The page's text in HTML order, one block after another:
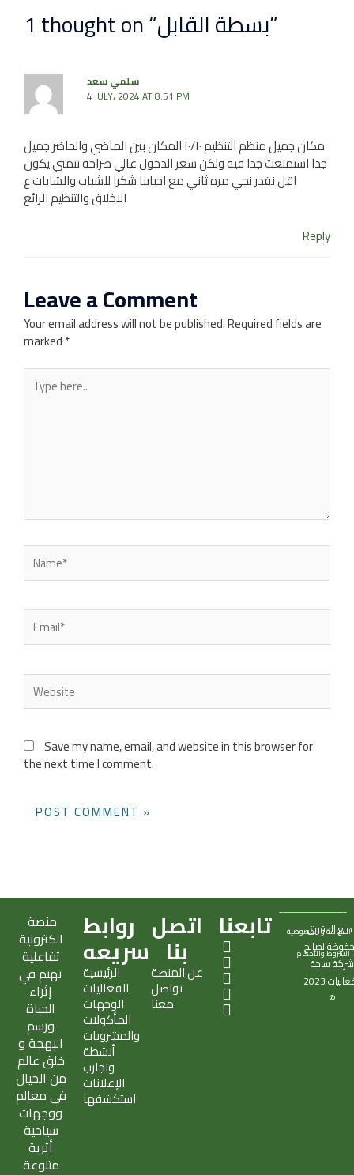
1 thought on “بسطة القابل”
سلمي سعد
4 JULY، 2024 AT 8:51 PM
مكان جميل منظم التنظيم ١٠/١٠ المكان بين الماضي والحاضر جميل
جدا استمتعت جدا فيه ولكن سعر الدخول غالي صراحة نتمني يكون
اقل نقدر نجي مره ثاني مع احبابنا شكرا للشباب والشابات ع
الاخلاق والتنظيم الرائع
Reply
Leave a Comment
Your email address will not be published.Required fields are
marked*
Type
here..
Name*
Email*
Website
Save my name, email, and website in this browser for
the next time I comment.
منصة
الكترونية
تفاعلية
تهتم في
إثراء
الحياة
ورسم
البهجة و
خلق عالم
من الخيال
في معالم
ووجهات
سياحية
أثرية
متنوعة
روابط
سريعه
الرئيسية
الفعاليات
الوجهات
المأكولات
والمشروبات
أنشطة
وتجارب
الإعلانات
استكشفها
اتصل
بنا
عن المنصة
تواصل
معنا
تابعنا
X
-
t
w
i
t
S
n
a
p
c
h
T
i
k
t
o
k
I
n
s
t
a
g
E
n
v
e
l
o
السياسة و الخصوصية
الشروط والأحكام
الحقوق
لصالح
شركةساحة
2023
©